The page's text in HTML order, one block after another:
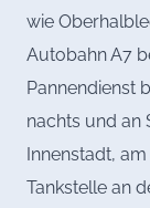
wie
Autobahn A7
Pannendienst
nachts und an
Innenstadt,
Tankstelle an